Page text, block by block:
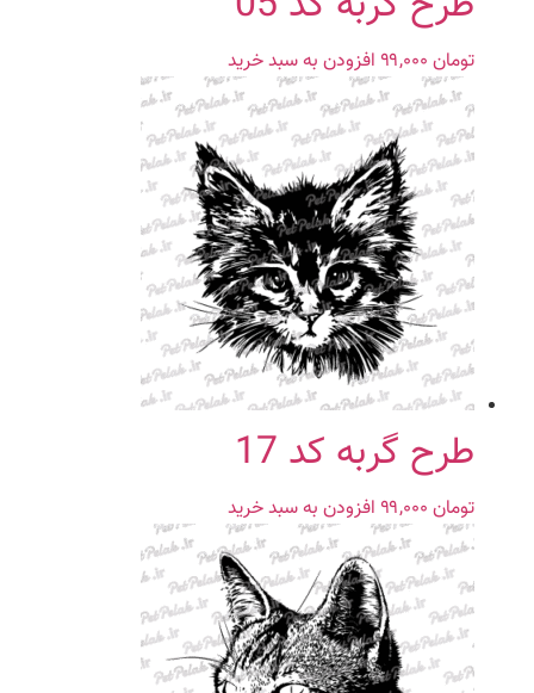
تومان افزودن به سبد خرید
طرح گربه کد 17
تومان افزودن به سبد خرید